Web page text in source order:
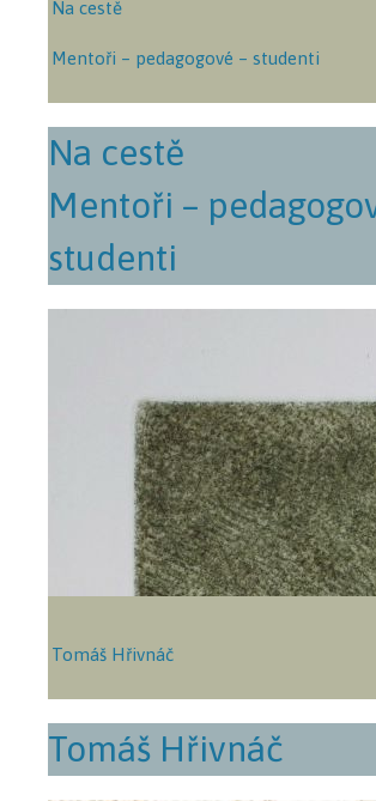
Na cestě
Mentoři – pedagogové – studenti
Na cestě
Mentoři –
studenti
Tomáš Hřivnáč
Tomáš Hřivnáč